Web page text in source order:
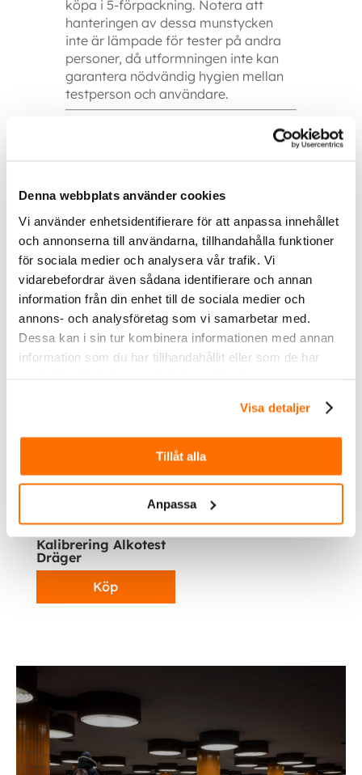
Denna webbplats använder cookies
Vi använder enhetsidentifierare för att anpassa innehållet
och annonserna till användarna, tillhandahålla funktioner
för sociala medier och analysera vår trafik. Vi
vidarebefordrar även sådana identifierare och annan
information från din enhet till de sociala medier och
annons- och analysföretag som vi samarbetar med.
Dessa kan i sin tur kombinera informationen med annan
information som du har tillhandahållit eller som de har
Visa detaljer
Tillåt alla
Anpassa
köpa i 5-förpackning. Notera att
hanteringen av dessa munstycken
inte är lämpade för tester på andra
personer, då utformningen inte kan
garantera nödvändig hygien mellan
testperson och användare.
sätt. Det sker antingen hos oss eller
hos en lokal återförsäljare. Det går
också bra att enheten skickas in till
Dräger inskicksservice.
Ytterligare information
Du kanske också gillar …
Kalibrering Alkotest
Dräger
Köp